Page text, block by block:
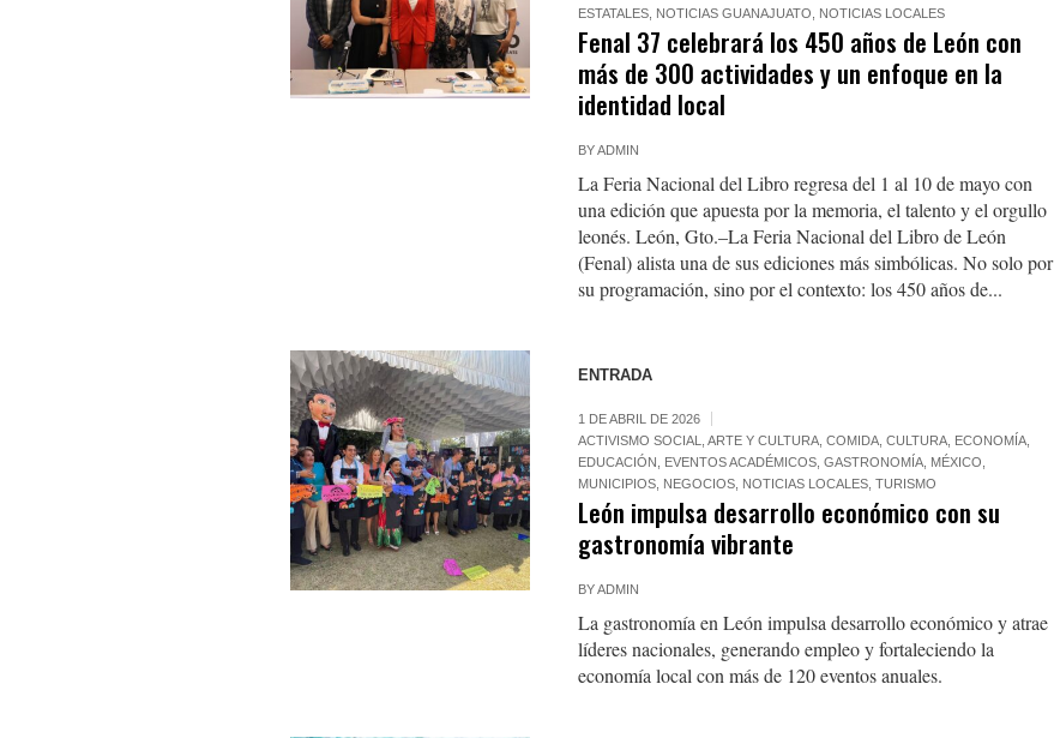
ESTATALES, NOTICIAS GUANAJUATO NOTICIAS LOCALES
Fenal 37 celebrará los 450 años de León con
más de 300 actividades y un enfoque en la
identidad local
BYADMIN
La Feria Nacional del Libro regresa del 1 al 10 de mayo con
una edición que apuesta por la memoria, el talento y el orgullo
leonés. León, Gto.–La Feria Nacional del Libro de León
(Fenal) alista una de sus ediciones más simbólicas. No solo por
su programación, sino por el contexto: los 450 años de...
ENTRADA
1 DE ABRIL DE 2026
ACTIVISMO SOCIAL
ARTE Y CULTURA, COMIDA, CULTURA, ECONOMÍA,
EDUCACIÓN
EVENTOS ACADÉMICOS, GASTRONOMÍA, MÉXICO
MUNICIPIOS, NEGOCIOS, NOTICIAS LOCALES, TURISMO
León impulsa desarrollo económico con su
gastronomía vibrante
BYADMIN
La gastronomía en León impulsa desarrollo económico y atrae
líderes nacionales, generando empleo y fortaleciendo la
economía local con más de 120 eventos anuales.